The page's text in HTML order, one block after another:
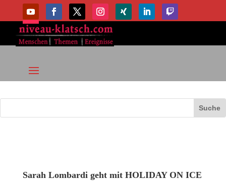
Sarah Lombardi geht mit HOLIDAY ON ICE